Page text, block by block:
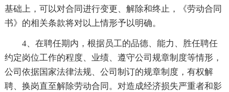
基础上，可以对合同进行变更、解除和终止，《劳动合同
书》的相关条款将对以上情形予以明确。
4、在聘任期内，根据员工的品德、能力、胜任聘任
约定岗位工作的程度、业绩、遵守公司规章制度等情形，
公司依据国家法律法规、公司制订的规章制度，有权解
聘、换岗直至解除劳动合同。对造成经济损失严重者和影